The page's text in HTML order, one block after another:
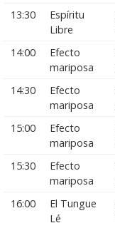
13:30
Espíritu
Libre
14:00
Efecto
mariposa
14:30
Efecto
mariposa
15:00
Efecto
mariposa
15:30
Efecto
mariposa
16:00
El Tungue
Lé